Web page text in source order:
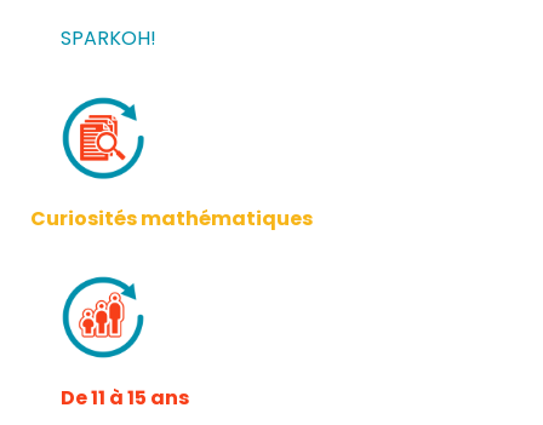
SPARKOH!
Curiosités mathématiques
De 11 à 15 ans